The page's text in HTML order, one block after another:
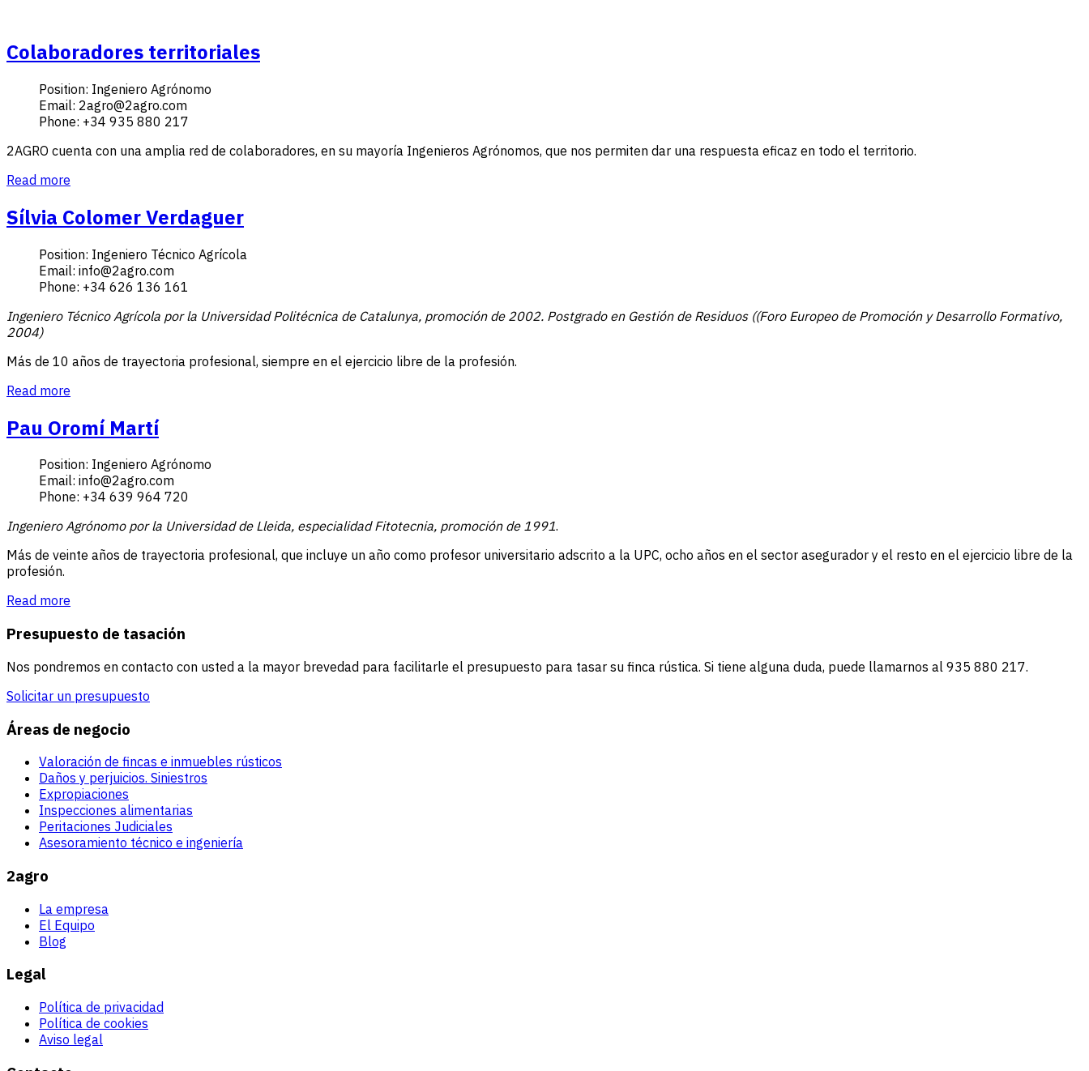
Colaboradores territoriales
Position: Ingeniero Agrónomo
Email: 2agro@2agro.com
Phone: +34 935 880 217
2AGRO cuenta con una amplia red de colaboradores, en su mayoría Ingenieros Agrónomos, que nos permiten dar una respuesta eficaz en todo el territorio.
Read more
Sílvia Colomer Verdaguer
Position: Ingeniero Técnico Agrícola
Email: info@2agro.com
Phone: +34 626 136 161
Ingeniero Técnico Agrícola por la Universidad Politécnica de Catalunya, promoción de 2002. Postgrado en Gestión de Residuos ((Foro Europeo de Promoción y Desarrollo Formativo,
2004)
Más de 10 años de trayectoria profesional, siempre en el ejercicio libre de la profesión.
Read more
Pau Oromí Martí
Position: Ingeniero Agrónomo
Email: info@2agro.com
Phone: +34 639 964 720
Ingeniero Agrónomo por la Universidad de Lleida, especialidad Fitotecnia, promoción de 1991.
Más de veinte años de trayectoria profesional, que incluye un año como profesor universitario adscrito a la UPC, ocho años en el sector asegurador y el resto en el ejercicio libre de la
profesión.
Read more
Presupuesto de tasación
Nos pondremos en contacto con usted a la mayor brevedad para facilitarle el presupuesto para tasar su finca rústica. Si tiene alguna duda, puede llamarnos al 935 880 217.
Solicitar un presupuesto
Áreas de negocio
Valoración de fincas e inmuebles rústicos
Daños y perjuicios. Siniestros
Expropiaciones
Inspecciones alimentarias
Peritaciones Judiciales
Asesoramiento técnico e ingeniería
2agro
La empresa
El Equipo
Blog
Legal
Política de privacidad
Política de cookies
Aviso legal